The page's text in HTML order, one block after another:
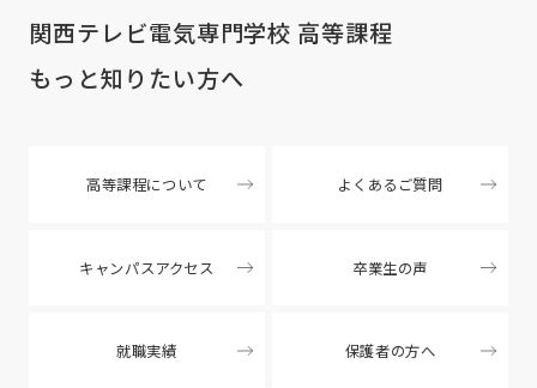
関西テレビ電気専門学校 高等課程
もっと知りたい方へ
高等課程について よくあるご質問
キャンパスアクセス 卒業生の声
就職実績 保護者の方へ